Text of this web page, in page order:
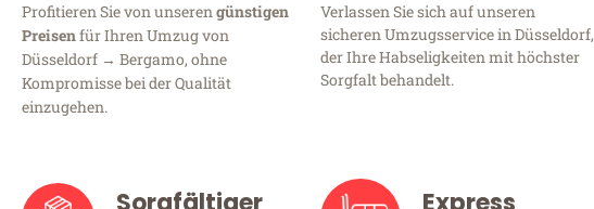
Profitieren Sie von unserengünstigen
Preisenfür Ihren Umzug von
Düsseldorf → Bergamo, ohne
Kompromisse bei der Qualität
einzugehen.
Verlassen Sie sich auf unseren
sicheren Umzugsservice in Düsseldorf,
der Ihre Habseligkeiten mit höchster
Sorgfalt behandelt.